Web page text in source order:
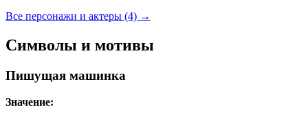
Все персонажи и актеры (4) →
Символы и мотивы
Пишущая машинка
Значение: